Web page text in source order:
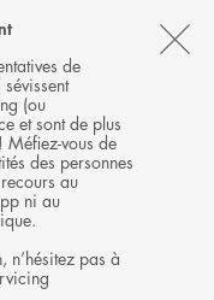
de
(ou
et sont de plus
Méfiez-vous de
des personnes
au
ni au
n’hésitez pas à
MENU
Direct
et